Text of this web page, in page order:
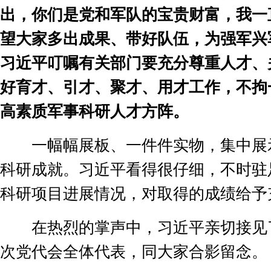
出，你们是党和军队的宝贵财富，我
望大家多出成果、带好队伍，为强军
习近平叮嘱有关部门要充分尊重人才
好育才、引才、聚才、用才工作，不
高素质军事科研人才方阵。
一幅幅展板、一件件实物，集中展
科研成就。习近平看得很仔细，不时
科研项目进展情况，对取得的成绩给
在热烈的掌声中，习近平亲切接见
次党代会全体代表，同大家合影留念。